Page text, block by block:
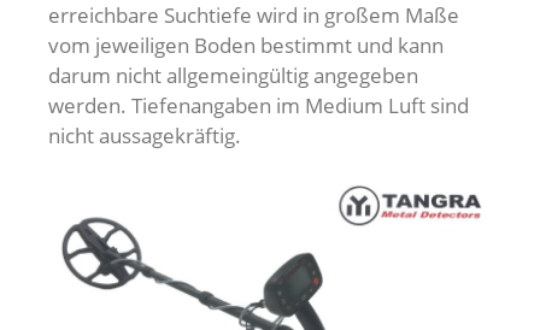
erreichbare Suchtiefe wird in großem Maße
vom jeweiligen Boden bestimmt und kann
darum nicht allgemeingültig angegeben
werden. Tiefenangaben im Medium Luft sind
nicht aussagekräftig.